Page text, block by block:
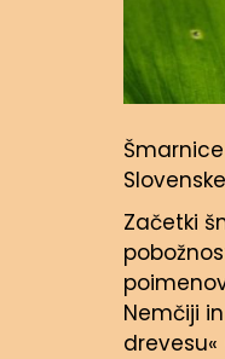
Začetki
Nemčiji